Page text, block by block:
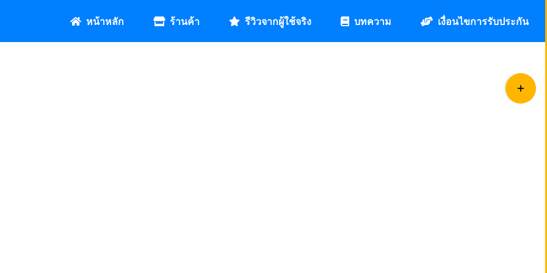
หน้าหลัก ร้านค้า รีวิวจากผู้ใช้จริง บทความ เงื่อนไขการรับประกัน
Toggle
Sliding
Bar